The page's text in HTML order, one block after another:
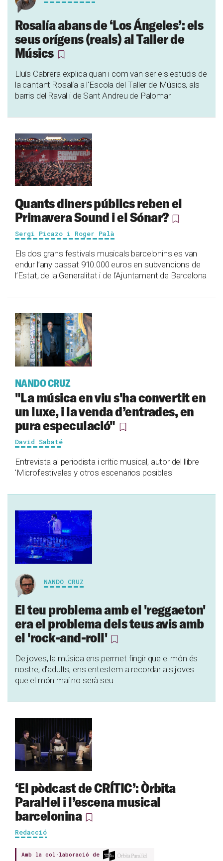
Rosalía abans de ‘Los Ángeles’: els
seus orígens (reals) al Taller de
Músics
Lluís Cabrera explica quan i com van ser els estudis de
la cantant Rosalía a l'Escola del Taller de Músics, als
barris del Raval i de Sant Andreu de Palomar
Quants diners públics reben el
Primavera Sound i el Sónar?
Sergi Picazo i Roger Palà
Els dos grans festivals musicals barcelonins es van
endur l’any passat 910.000 euros en subvencions de
l’Estat, de la Generalitat i de l’Ajuntament de Barcelona
NANDO CRUZ
"La música en viu s'ha convertit en
un luxe, i la venda d’entrades, en
pura especulació"
David Sabaté
Entrevista al periodista i crític musical, autor del llibre
'Microfestivales y otros escenarios posibles'
NANDO CRUZ
El teu problema amb el 'reggaeton'
era el problema dels teus avis amb
el 'rock-and-roll'
De joves, la música ens permet fingir que el món és
nostre; d’adults, ens entestem a recordar als joves
que el món mai no serà seu
‘El pòdcast de CRÍTIC’: Òrbita
Paral·lel i l’escena musical
barcelonina
Redacció
Amb la col·laboració de